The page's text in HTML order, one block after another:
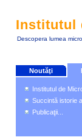
Institutul
Descopera lumea
Noutăţi
Institutul de
Succintă istorie a
Publicaţii...